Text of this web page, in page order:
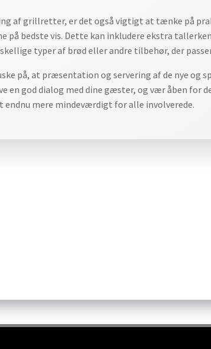
af grillretter, er det også vigtigt at tænke på
på bedste vis. Dette kan inkludere ekstra
typer af brød eller andre tilbehør, der
på, at præsentation og servering af de nye
en god dialog med dine gæster, og vær åben for
endnu mere mindeværdigt for alle involverede.